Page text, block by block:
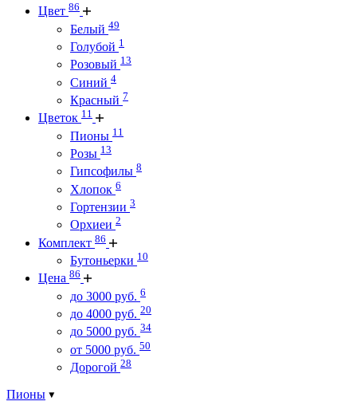
Цвет 86
Белый 49
Голубой 1
Розовый 13
Синий 4
Красный 7
Цветок 11
Пионы 11
Розы 13
Гипсофилы 8
Хлопок 6
Гортензии 3
Орхиеи 2
Комплект 86
Бутоньерки 10
Цена 86
до 3000 руб. 6
до 4000 руб. 20
до 5000 руб. 34
от 5000 руб. 50
Дорогой 28
Пионы